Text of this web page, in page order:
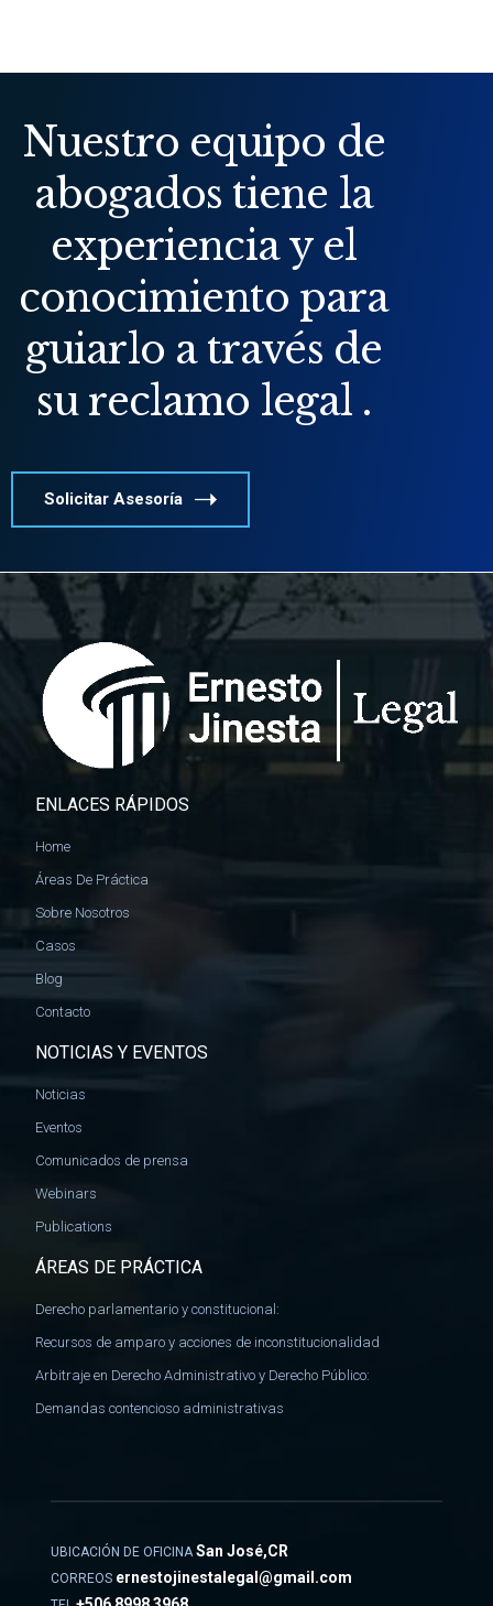
Nuestro equipo de
abogados tiene la
experiencia y el
conocimiento para
guiarlo a través de
su reclamo legal .
Solicitar Asesoría
ENLACES RÁPIDOS
Home
Áreas De Práctica
Sobre Nosotros
Casos
Blog
Contacto
NOTICIAS Y EVENTOS
Noticias
Eventos
Comunicados de prensa
Webinars
Publications
ÁREAS DE PRÁCTICA
Derecho parlamentario y constitucional:
Recursos de amparo y acciones de inconstitucionalidad
Arbitraje en Derecho Administrativo y Derecho Público:
Demandas contencioso administrativas
UBICACIÓN DE OFICINASan José,CR
CORREOS ernestojinestalegal@gmail.com